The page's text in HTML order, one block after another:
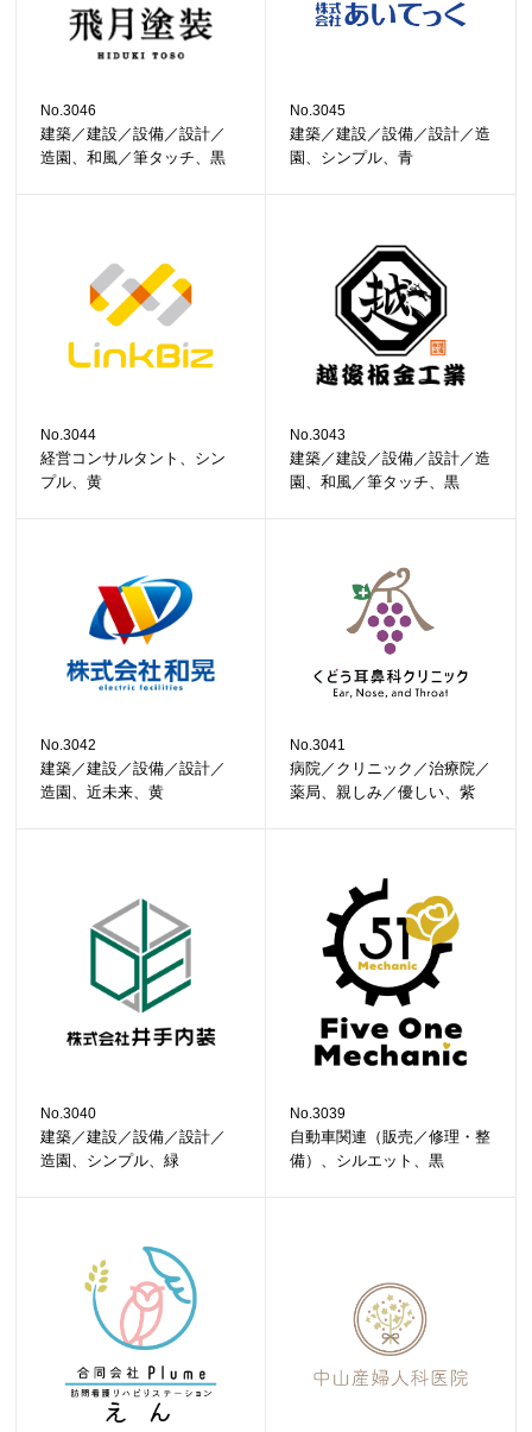
No.3046
建築／建設／設備／設計／
造園、和風／筆タッチ、黒
No.3045
建築／建設／設備／設計／造
園、シンプル、青
No.3044
経営コンサルタント、シン
プル、黄
No.3043
建築／建設／設備／設計／造
園、和風／筆タッチ、黒
No.3042
建築／建設／設備／設計／
造園、近未来、黄
No.3041
病院／クリニック／治療院／
薬局、親しみ／優しい、紫
No.3040
建築／建設／設備／設計／
造園、シンプル、緑
No.3039
自動車関連（販売／修理・整
備）、シルエット、黒